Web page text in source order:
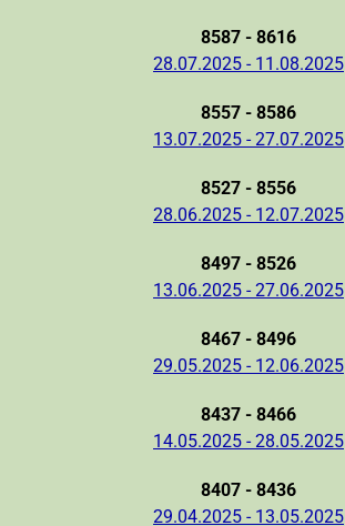
8587 - 8616
28.07.2025 - 11.08.2025
8557 - 8586
13.07.2025 - 27.07.2025
8527 - 8556
28.06.2025 - 12.07.2025
8497 - 8526
13.06.2025 - 27.06.2025
8467 - 8496
29.05.2025 - 12.06.2025
8437 - 8466
14.05.2025 - 28.05.2025
8407 - 8436
29.04.2025 - 13.05.2025